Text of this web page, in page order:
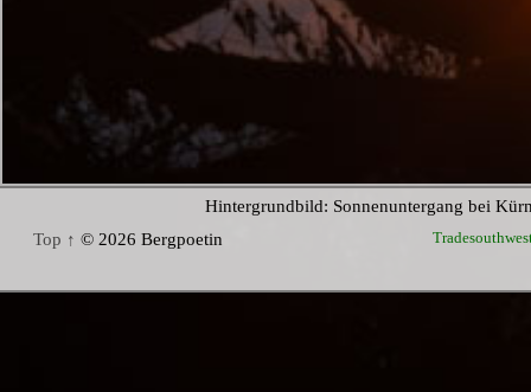
Hintergrundbild: Sonnenuntergang bei
Top ↑ © 2026 Bergpoetin